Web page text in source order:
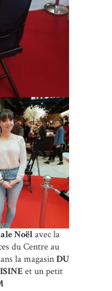
Noëlavec la
du Centre au
la magasinDU
et un petit